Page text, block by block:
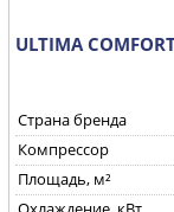
ULTIMA
Страна бренда
Компрессор
Площадь, м²